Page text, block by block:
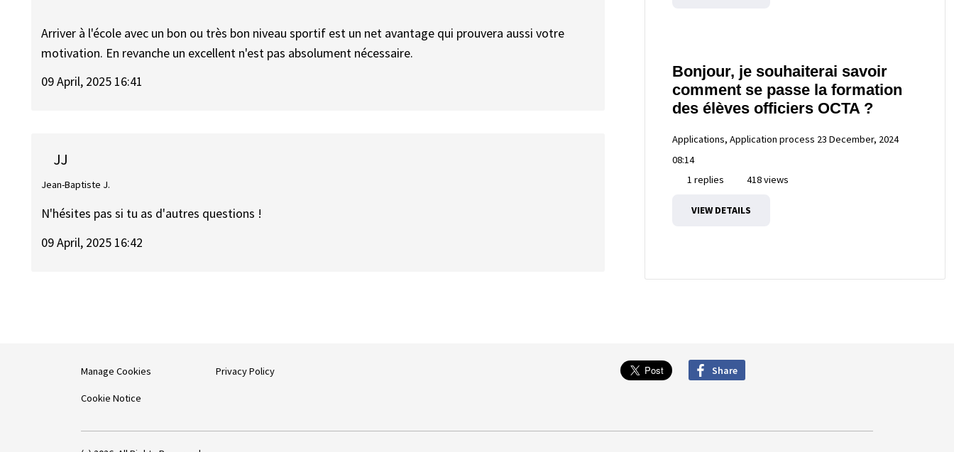
Arriver à l'école avec un bon ou très bon niveau sportif est un net avantage qui prouvera aussi votre
motivation. En revanche un excellent n'est pas absolument nécessaire.
09 April, 2025 16:41
JJ
Jean-Baptiste J.
N'hésites pas si tu as d'autres questions !
09 April, 2025 16:42
Bonjour, je souhaiterai savoir
comment se passe la formation
des élèves officiers OCTA ?
Applications, Application process 23 December, 2024
08:14
1 replies
418 views
VIEW DETAILS
Manage Cookies
Cookie Notice
Privacy Policy Share